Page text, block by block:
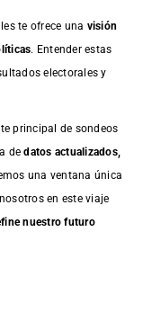
te ofrece una visión
. Entender estas
electorales y
principal de sondeos
dedatos actualizados,
una ventana única
en este viaje
nuestro futuro